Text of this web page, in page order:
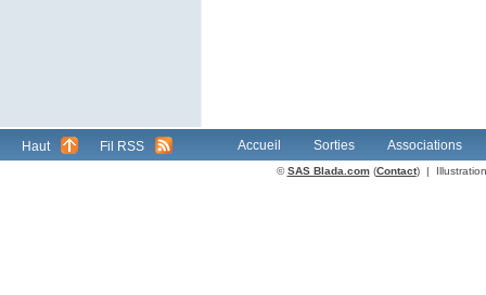
Haut Fil RSS Accueil Sorties Associations
©SAS Blada.com(Contact) |